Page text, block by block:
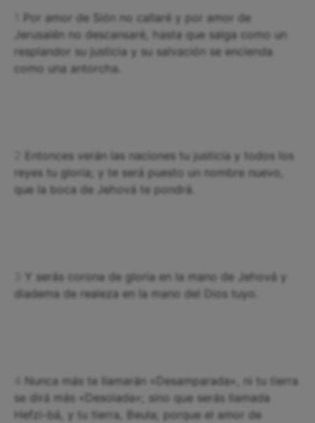
Por amor de Sión no callaré y por amor de
Jerusalén no descansaré, hasta que salga como un
resplandor su justicia y su salvación se encienda
como una antorcha.
Entonces verán las naciones tu justicia y todos los
reyes tu gloria; y te será puesto un nombre nuevo,
que la boca de Jehová te pondrá.
Y serás corona de gloria en la mano de Jehová y
diadema de realeza en la mano del Dios tuyo.
Nunca más te llamarán «Desamparada», ni tu tierra
se dirá más «Desolada»; sino que serás llamada
Hefzi-bá, y tu tierra, Beula; porque el amor de